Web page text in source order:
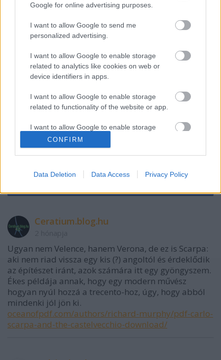
Google for online advertising purposes.
I want to allow Google to send me
personalized advertising.
I want to allow Google to enable storage
related to analytics like cookies on web or
device identifiers in apps.
I want to allow Google to enable storage
related to functionality of the website or app.
I want to allow Google to enable storage
related to personalization.
I want to allow Google to enable storage
functionality and fraud prevention, and other
CONFIRM
Data Deletion Data Access Privacy Policy
Szólj hozzá!
A hozzászóláshoz be kell lépned!
VAGY
Ceratium.blog.hu
Ugyan nem Velence, hanem Verona, de ez is Scarpa:
aki nem riad vissza egy kis (?) angoltól és érdeklődik
az építészet iránt, azok számára itt egy gyöngyszem.
Ékes példája annak, hogy egy modern művész
hogyan nyúl hozzá a trecento-hoz, úgy, hogy abból
mindenki jól jön ki.
oceanofpdf.com/authors/richard-murphy/pdf-carlo-
scarpa-and-the-castelvecchio-download/